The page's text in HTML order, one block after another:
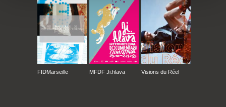
FIDMarseille MFDF Ji.hlava Visions du Réel